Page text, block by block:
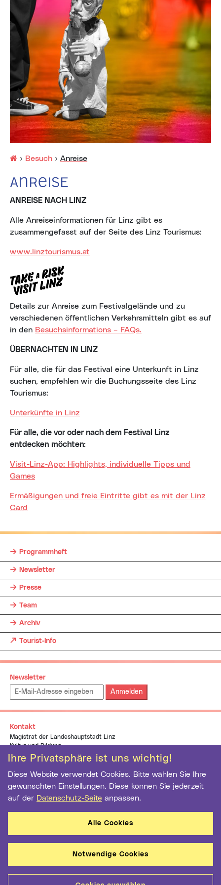
Ihre Privatsphäre ist uns wichtig!
Diese Website verwendet Cookies. Bitte wählen Sie Ihre
gewünschten Einstellungen. Diese können Sie jederzeit
auf der Datenschutz-Seite anpassen.
Alle Cookies
Notwendige Cookies
Startseite
› Besuch › Anreise
Anreise
ANREISE NACH LINZ
Alle Anreiseinformationen für Linz gibt es
zusammengefasst auf der Seite des Linz Tourismus:
www.linztourismus.at
Details zur Anreise zum Festivalgelände und zu
verschiedenen öffentlichen Verkehrsmitteln gibt es auf
in den Besuchsinformations – FAQs.
ÜBERNACHTEN IN LINZ
Für alle, die für das Festival eine Unterkunft in Linz
suchen, empfehlen wir die Buchungsseite des Linz
Tourismus:
Unterkünfte in Linz
Für alle, die vor oder nach dem Festival Linz
entdecken möchten:
Visit-Linz-App: Highlights, individuelle Tipps und
Games
Ermäßigungen und freie Eintritte gibt es mit der Linz
Card
Programmheft
Newsletter
Presse
Team
Archiv
Tourist-Info(neues Fenster)
Newsletter
Emailadresse:
Kontakt
Magistrat der Landeshauptstadt Linz
Kultur und Bildung
pflasterspektakel@linz.at
+43 (0)732 7070 1937